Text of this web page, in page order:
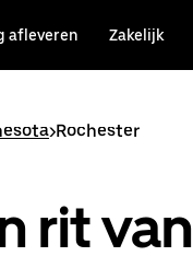
afleveren Zakelijk
>Rochester
rit van